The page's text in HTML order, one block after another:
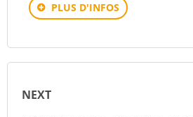
PLUS D'INFOS
NEXT